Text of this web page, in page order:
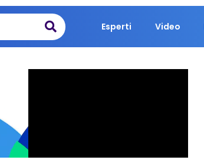
Esperti Video